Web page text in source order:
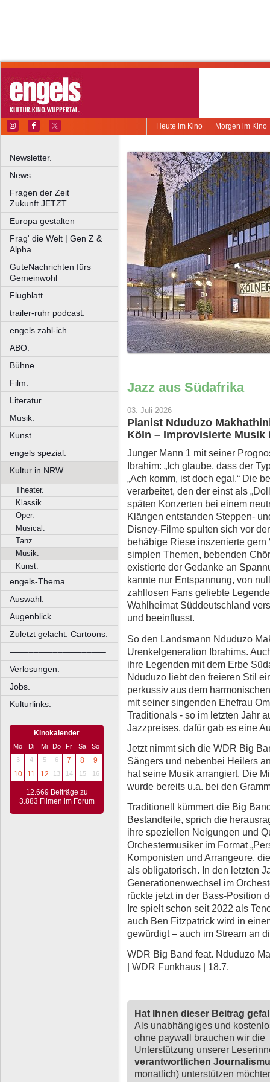
Morgen im Kino
Heute im Kino
Newsletter.
News.
Fragen der Zeit
Zukunft JETZT
Europa gestalten
Frag' die Welt | Gen Z &
Alpha
GuteNachrichten fürs
Gemeinwohl
Flugblatt.
trailer-ruhr podcast.
engels zahl-ich.
ABO.
Bühne.
Film.
Literatur.
Musik.
Kunst.
engels spezial.
Kultur in NRW.
Theater.
Klassik.
Oper.
Musical.
Tanz.
Musik.
Kunst.
engels-Thema.
Auswahl.
Augenblick
Zuletzt gelacht: Cartoons.
––––––––––––––––––––
Verlosungen.
Jobs.
Kulturlinks.
Kinokalender
Mo Di Mi Do Fr Sa
So
3
4 5 6 7 8
9
10
11 12 13 14 15 16
12.669 Beiträge zu
3.883 Filmen im Forum
Jazz aus Südafrika
03. Juli 2026
Pianist Nduduzo
Köln – Improvisierte Musik
Junger Mann 1 mit seiner
Ibrahim: „Ich glaube, dass der
„Ach komm, ist doch egal.“ Die
verarbeitet, den der einst als
späten Konzerten bei einem
Klängen entstanden Steppen-
Disney-Filme spulten sich vor
behäbige Riese inszenierte
simplen Themen, bebenden
existierte der Gedanke an
kannte nur Entspannung, von
zahllosen Fans geliebte
Wahlheimat Süddeutschland
und beeinflusst.
So den Landsmann Nduduzo
Urenkelgeneration Ibrahims.
ihre Legenden mit dem Erbe
Nduduzo liebt den freieren Stil
perkussiv aus dem
mit seiner singenden Ehefrau
Traditionals - so im letzten Jahr
Jazzpreises, dafür gab es eine
Jetzt nimmt sich die WDR Big
Sängers und nebenbei Heilers
hat seine Musik arrangiert. Die
wurde bereits u.a. bei den
Traditionell kümmert die Big
Bestandteile, sprich die
ihre speziellen Neigungen und
Orchestermusiker im Format
Komponisten und Arrangeure,
als obligatorisch. In den letzten
Generationenwechsel im
rückte jetzt in der Bass-Position
Ire spielt schon seit 2022 als
auch Ben Fitzpatrick wird in
gewürdigt – auch im Stream an
WDR Big Band feat. Nduduzo
| WDR Funkhaus | 18.7.
Hat Ihnen dieser Beitrag
Als unabhängiges und
ohne paywall brauchen wir die
Unterstützung unserer
verantwortlichen
monatlich) unterstützen